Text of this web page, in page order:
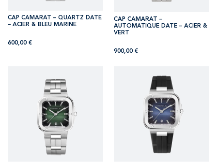
CAP CAMARAT – QUARTZ DATE
– ACIER & BLEU MARINE
600,00 €
CAP CAMARAT –
AUTOMATIQUE DATE – ACIER &
VERT
900,00 €